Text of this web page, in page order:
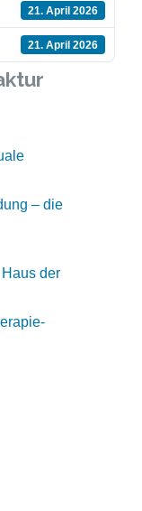
21. April 2026
21. April 2026
– die
der